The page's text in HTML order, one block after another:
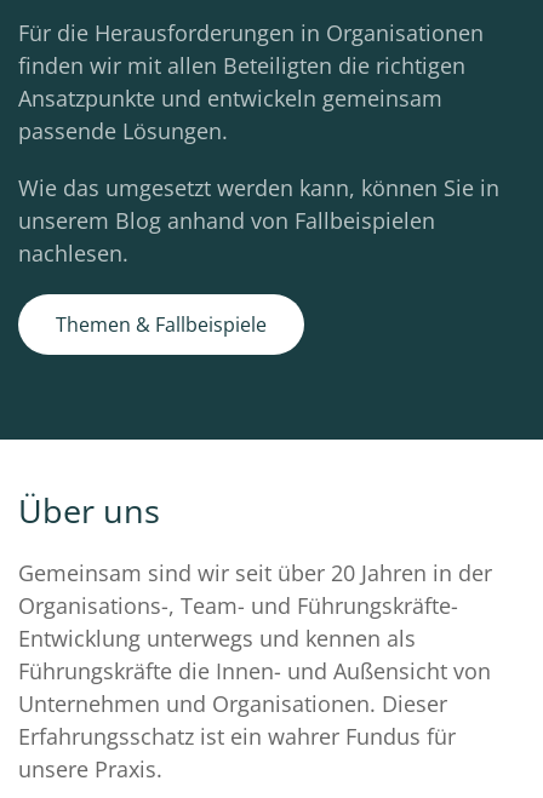
Für die Herausforderungen in Organisationen
finden wir mit allen Beteiligten die richtigen
Ansatzpunkte und entwickeln gemeinsam
passende Lösungen.
Wie das umgesetzt werden kann, können Sie in
unserem Blog anhand von Fallbeispielen
nachlesen.
Themen & Fallbeispiele
Über uns
Gemeinsam sind wir seit über 20 Jahren in der
Organisations-, Team- und Führungskräfte-
Entwicklung unterwegs und kennen als
Führungskräfte die Innen- und Außensicht von
Unternehmen und Organisationen. Dieser
Erfahrungsschatz ist ein wahrer Fundus für
unsere Praxis.